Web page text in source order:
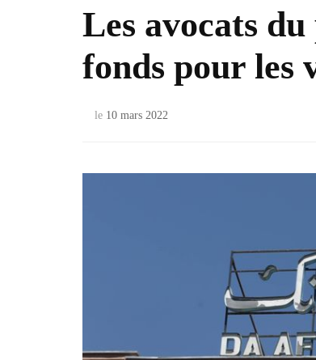
Les avocats
fonds pour les
le 10 mars 2022